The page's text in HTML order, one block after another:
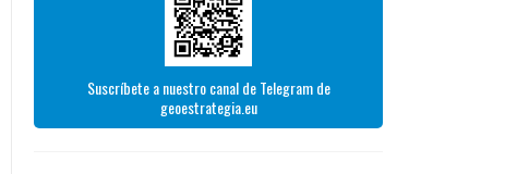
Suscríbete a nuestro canal de Telegram de
geoestrategia.eu